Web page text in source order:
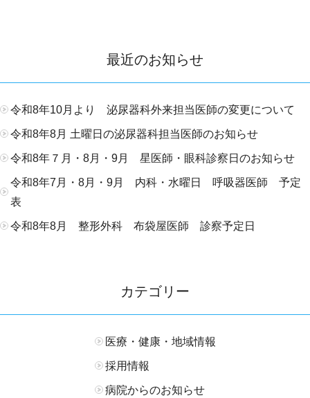
最近のお知らせ
令和8年10月より 泌尿器科外来担当医師の変更について
令和8年8月 土曜日の泌尿器科担当医師のお知らせ
令和8年７月・8月・9月 星医師・眼科診察日のお知らせ
令和8年7月・8月・9月 内科・水曜日 呼吸器医師 予定
表
令和8年8月 整形外科 布袋屋医師 診察予定日
カテゴリー
医療・健康・地域情報
採用情報
病院からのお知らせ